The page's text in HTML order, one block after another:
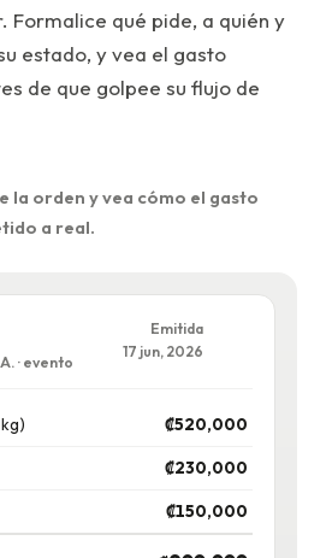
Formalice qué pide, a quién y
estado, y vea el gasto
de que golpee su flujo de
la orden y vea cómo el gasto
a real.
· evento
Emitida
17 jun, 2026
₡520,000
₡230,000
₡150,000